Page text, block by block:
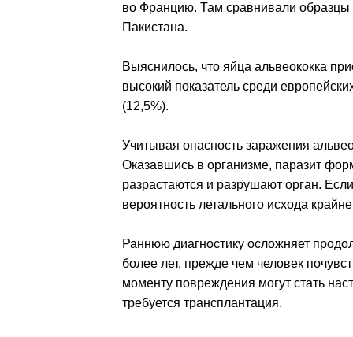
во Францию. Там сравнивали образцы
Пакистана.
Выяснилось, что яйца альвеококка
высокий показатель среди
(12,5%).
Учитывая опасность заражения
Оказавшись в организме, паразит
разрастаются и разрушают орган.
вероятность летального исхода
Раннюю диагностику осложняет
более лет, прежде чем человек
моменту повреждения могут стать
требуется трансплантация.